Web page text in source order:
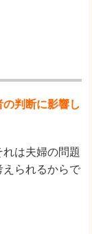
判断に影響し
は夫婦の問題
えられるからで